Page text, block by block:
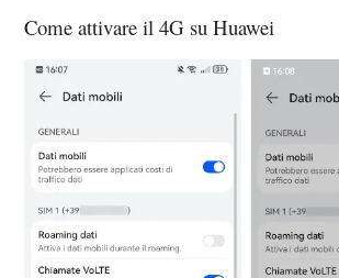
Come attivare il 4G su Huawei